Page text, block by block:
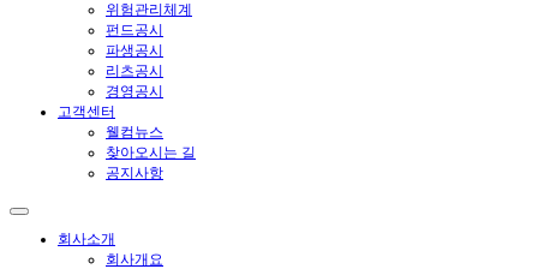
위험관리체계
펀드공시
파생공시
리츠공시
경영공시
고객센터
웰컴뉴스
찾아오시는 길
공지사항
회사소개
회사개요